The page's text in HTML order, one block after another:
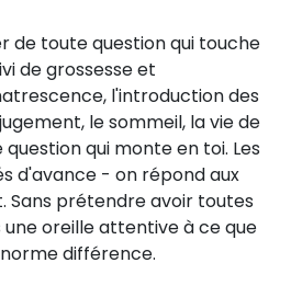
de toute question qui touche
de grossesse et
l'introduction des
le sommeil, la vie de
qui monte en toi. Les
d'avance - on répond aux
Sans prétendre avoir toutes
une oreille attentive à ce que
différence.